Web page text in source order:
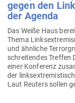
gegen den
der Agenda
Das Weiße Haus
Thema
und ähn­liche
schrei­tendes Treffen
einer Kon­ferenz
der
Laut Reuters sollen